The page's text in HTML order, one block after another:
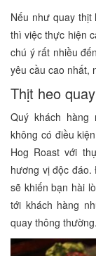
Nếu như quay
thì việc thực hiện
chú ý rất nhiều
yêu cầu cao nhất,
Thịt heo
Quý khách
không có điều
Hog Roast với
hương vị độc
sẽ khiến bạn hài
tới khách hàng
quay thông thường.